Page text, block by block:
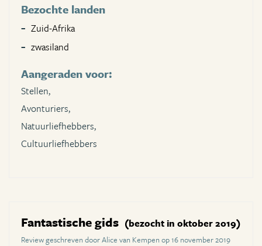
Bezochte landen
Zuid-Afrika
zwasiland
Aangeraden voor:
Stellen,
Avonturiers,
Natuurliefhebbers,
Cultuurliefhebbers
Fantastische gids (bezocht in oktober 2019)
Review geschreven door Alice van Kempen op 16 november 2019